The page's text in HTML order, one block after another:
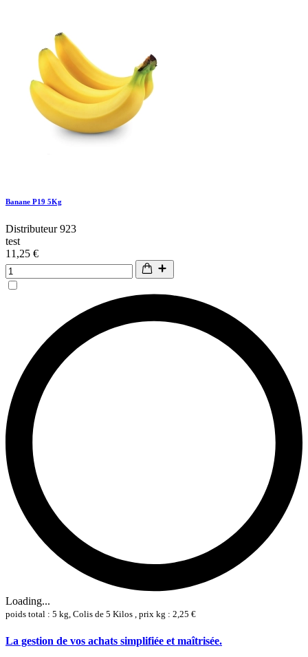
Banane P19 5Kg
Distributeur 923
test
11,25 €
Loading...
poids total : 5 kg, Colis de 5 Kilos , prix kg : 2,25 €
La gestion de vos achats simplifiée et maîtrisée.